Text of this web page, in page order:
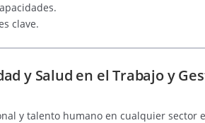
clave.
y Salud en el Trabajo y
y talento humano en cualquier sector